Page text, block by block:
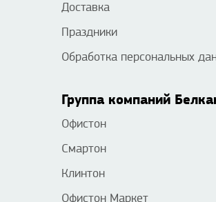
Доставка
Праздники
Обработка персональных
Группа компаний
Офистон
Смартон
Клинтон
Офистон Маркет